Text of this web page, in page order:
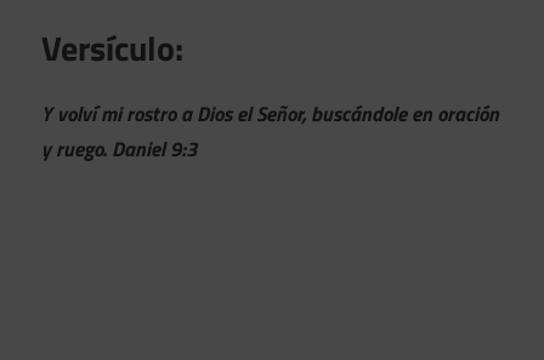
Versículo:
Y volví mi rostro a Dios el Señor, buscándole en oración
y ruego.Daniel 9:3